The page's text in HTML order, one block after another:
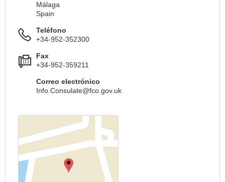
Málaga
Spain
Teléfono
+34-952-352300
Fax
+34-952-359211
Correo electrónico
Info.Consulate@fco.gov.uk